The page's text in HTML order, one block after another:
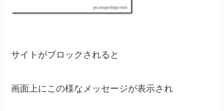
サイトがブロックされると
画面上にこの様なメッセージが表示され